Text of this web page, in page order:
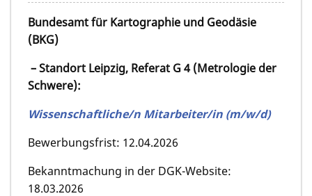
Bundesamt für Kartographie und Geodäsie
(BKG)
– Standort Leipzig, Referat G 4 (Metrologie der
Schwere):
Wissenschaftliche/n Mitarbeiter/in (m/w/d)
Bewerbungsfrist: 12.04.2026
Bekanntmachung in der DGK-Website:
18.03.2026